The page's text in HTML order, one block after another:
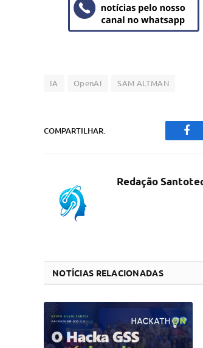
IA OpenAI SAM ALTMAN
COMPARTILHAR.
Redação
NOTÍCIAS RELACIONADAS